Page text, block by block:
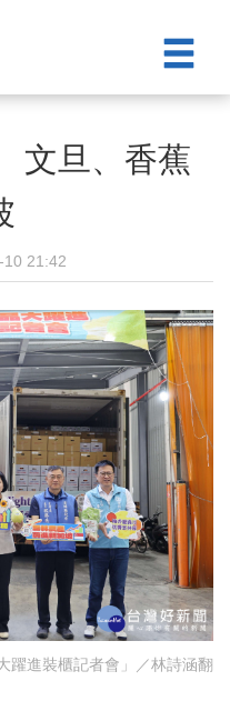
文旦、香蕉
10 21:42
躍進裝櫃記者會」／林詩涵翻